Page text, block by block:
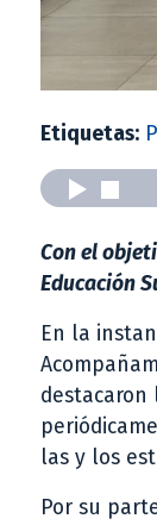
Etiquetas:
Con el
Educación
En la
destacaron
las y los
Por su